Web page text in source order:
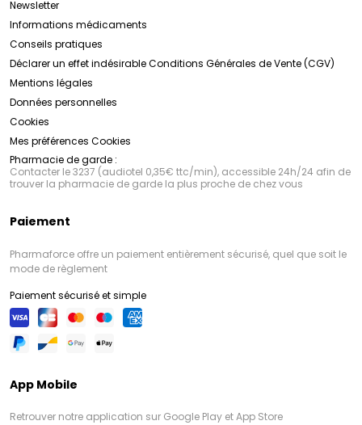
Newsletter
Informations médicaments
Conseils pratiques
Déclarer un effet indésirableConditions Générales de Vente (CGV)
Mentions légales
Données personnelles
Cookies
Mes préférences Cookies
Pharmacie de garde :
Contacter le 3237 (audiotel 0,35€ ttc/min), accessible 24h/24 afin de
trouver la pharmacie de garde la plus proche de chez vous
Paiement
Pharmaforce offre un paiement entièrement sécurisé, quel que soit le
mode de règlement
Paiement sécurisé et simple
App Mobile
Retrouver notre application sur Google Play et App Store